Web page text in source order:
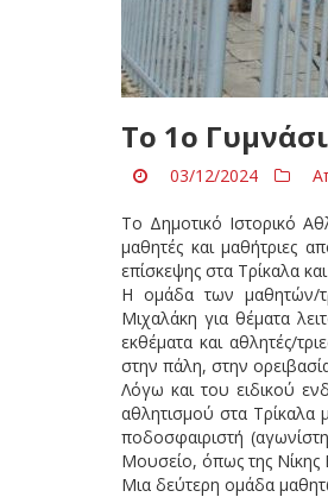
Το 1ο
03/12/2024
Το Δημοτικό Ιστορικό
μαθητές και μαθήτριες
επίσκεψης στα Τρίκαλα
Η ομάδα των μαθητών/
Μιχαλάκη για θέματα
εκθέματα και αθλητές/
στην πάλη, στην
Λόγω και του ειδικού
αθλητισμού στα Τρίκαλα
ποδοσφαιριστή
Μουσείο, όπως της Νίκης
Μια δεύτερη ομάδα